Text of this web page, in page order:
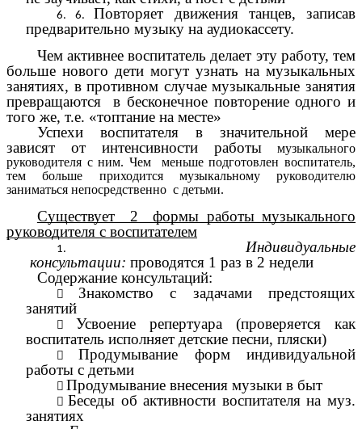
Повторяет движения танцев, записав
предварительно музыку на аудиокассету.
Чем активнее воспитатель делает эту работу, тем
больше нового дети могут узнать на музыкальных
занятиях, в противном случае музыкальные занятия
превращаются в бесконечное повторение одного и
того же, т.е. «топтание на месте»
Успехи воспитателя в значительной мере
зависят от интенсивности работы музыкального
руководителя с ним. Чем меньше подготовлен воспитатель,
тем больше приходится музыкальному руководителю
заниматься непосредственно с детьми.
Существует 2 формы работы музыкального
руководителя с воспитателем
Индивидуальные
консультации: проводятся 1 раз в 2 недели
Содержание консультаций:
Знакомство с задачами предстоящих
занятий
Усвоение репертуара (проверяется как
воспитатель исполняет детские песни, пляски)
Продумывание форм индивидуальной
работы с детьми
Продумывание внесения музыки в быт
Беседы об активности воспитателя на муз.
занятиях